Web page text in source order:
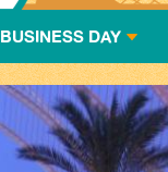
BUSINESS DAY